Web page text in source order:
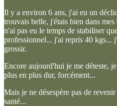
Il y a environ 6 ans, j'ai eu un
trouvais belle, j'étais bien dans
n'ai pas eu le temps de stabiliser
professionnel... j'ai repris 40 kgs...
grossir.
Encore aujourd'hui je me déteste,
plus en plus dur, forcément...
Mais je ne désespère pas de
santé...